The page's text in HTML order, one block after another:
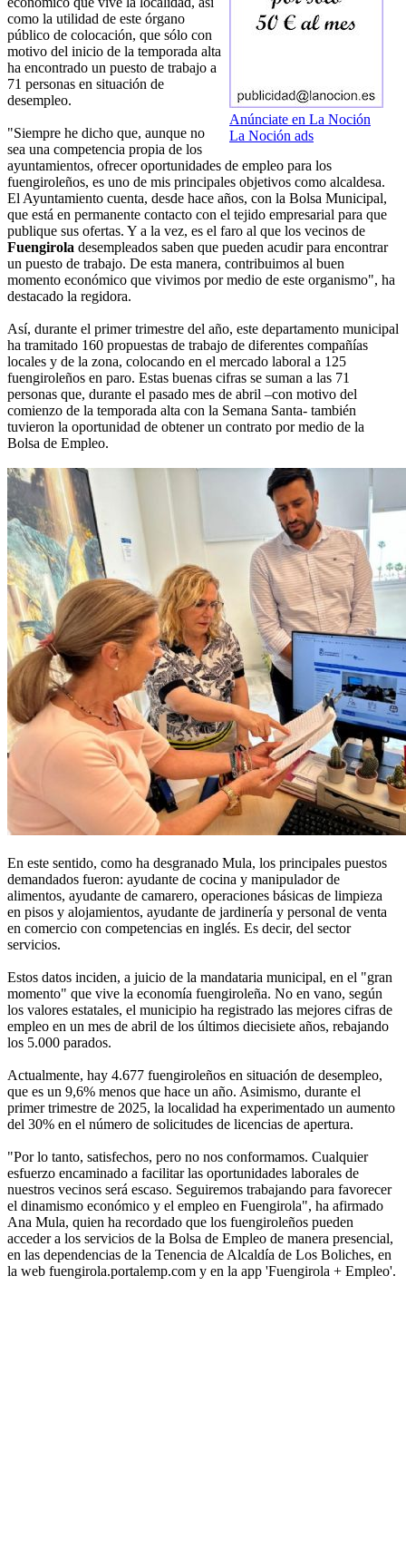
Anúnciate en La Noción
La Noción ads
como la utilidad de este órgano
público de colocación, que sólo con
motivo del inicio de la temporada alta
ha encontrado un puesto de trabajo a
71 personas en situación de
desempleo.
"Siempre he dicho que, aunque no
sea una competencia propia de los
ayuntamientos, ofrecer oportunidades de empleo para los
fuengiroleños, es uno de mis principales objetivos como alcaldesa.
El Ayuntamiento cuenta, desde hace años, con la Bolsa Municipal,
que está en permanente contacto con el tejido empresarial para que
publique sus ofertas. Y a la vez, es el faro al que los vecinos de
Fuengirola desempleados saben que pueden acudir para encontrar
un puesto de trabajo. De esta manera, contribuimos al buen
momento económico que vivimos por medio de este organismo", ha
destacado la regidora.
Así, durante el primer trimestre del año, este departamento municipal
ha tramitado 160 propuestas de trabajo de diferentes compañías
locales y de la zona, colocando en el mercado laboral a 125
fuengiroleños en paro. Estas buenas cifras se suman a las 71
personas que, durante el pasado mes de abril –con motivo del
comienzo de la temporada alta con la Semana Santa- también
tuvieron la oportunidad de obtener un contrato por medio de la
Bolsa de Empleo.
En este sentido, como ha desgranado Mula, los principales puestos
demandados fueron: ayudante de cocina y manipulador de
alimentos, ayudante de camarero, operaciones básicas de limpieza
en pisos y alojamientos, ayudante de jardinería y personal de venta
en comercio con competencias en inglés. Es decir, del sector
servicios.
Estos datos inciden, a juicio de la mandataria municipal, en el "gran
momento" que vive la economía fuengiroleña. No en vano, según
los valores estatales, el municipio ha registrado las mejores cifras de
empleo en un mes de abril de los últimos diecisiete años, rebajando
los 5.000 parados.
Actualmente, hay 4.677 fuengiroleños en situación de desempleo,
que es un 9,6% menos que hace un año. Asimismo, durante el
primer trimestre de 2025, la localidad ha experimentado un aumento
del 30% en el número de solicitudes de licencias de apertura.
"Por lo tanto, satisfechos, pero no nos conformamos. Cualquier
esfuerzo encaminado a facilitar las oportunidades laborales de
nuestros vecinos será escaso. Seguiremos trabajando para favorecer
el dinamismo económico y el empleo en Fuengirola", ha afirmado
Ana Mula, quien ha recordado que los fuengiroleños pueden
acceder a los servicios de la Bolsa de Empleo de manera presencial,
en las dependencias de la Tenencia de Alcaldía de Los Boliches, en
la web fuengirola.portalemp.com y en la app 'Fuengirola + Empleo'.